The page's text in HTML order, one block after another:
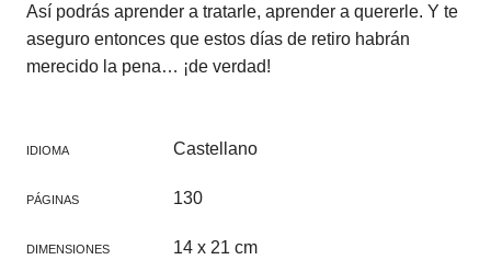
Así podrás aprender a tratarle, aprender a quererle. Y te
aseguro entonces que estos días de retiro habrán
merecido la pena… ¡de verdad!
IDIOMA Castellano
PÁGINAS 130
DIMENSIONES 14 x 21 cm